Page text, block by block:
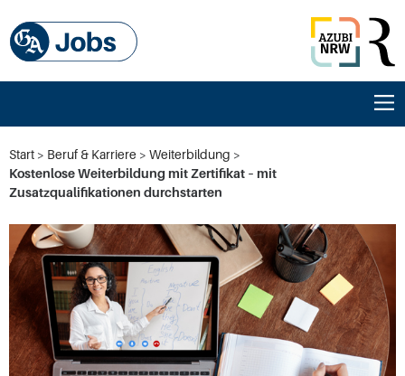
Start Beruf & Karriere
Weiterbildung
Kostenlose Weiterbildung mit Zertifikat – mit
Zusatzqualifikationen durchstarten